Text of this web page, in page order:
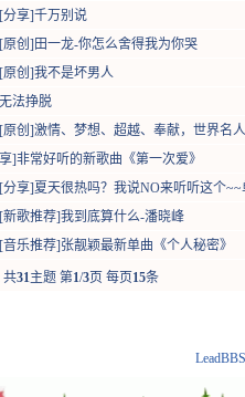
[分享]千万别说
[原创]田一龙-你怎么舍得我为你哭
[原创]我不是坏男人
无法挣脱
[原创]激情、梦想、超越、奉献，世界名
]非常好听的新歌曲《第一次爱》
[分享]夏天很热吗？我说NO来听听这个~~
[新歌推荐]我到底算什么-潘晓峰
[音乐推荐]张靓颖最新单曲《个人秘密》
共31主题 第1/3页 每页15条